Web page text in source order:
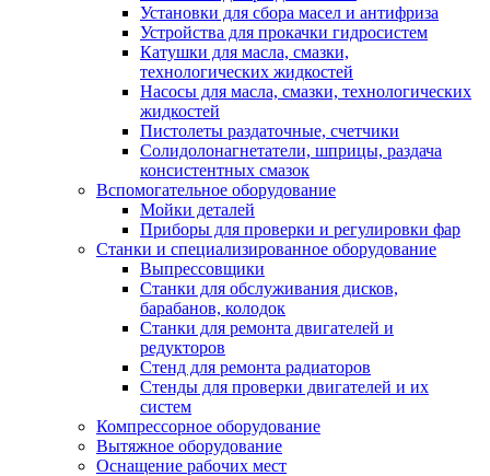
Установки для сбора масел и антифриза
Устройства для прокачки гидросистем
Катушки для масла, смазки,
технологических жидкостей
Насосы для масла, смазки, технологических
жидкостей
Пистолеты раздаточные, счетчики
Солидолонагнетатели, шприцы, раздача
консистентных смазок
Вспомогательное оборудование
Мойки деталей
Приборы для проверки и регулировки фар
Станки и специализированное оборудование
Выпрессовщики
Станки для обслуживания дисков,
барабанов, колодок
Станки для ремонта двигателей и
редукторов
Стенд для ремонта радиаторов
Стенды для проверки двигателей и их
систем
Компрессорное оборудование
Вытяжное оборудование
Оснащение рабочих мест